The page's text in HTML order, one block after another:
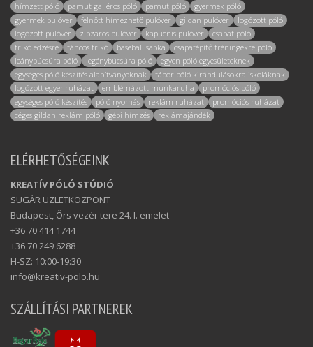
hímzett póló
pamut galléros póló pamut póló
gyermek póló
gyermek pulóver
felnőtt hímezhető pulóver gildan pulóver
logózott póló
logózott pulóver
zipzáros pulóver kapucnis pulóver
csapat póló
trikó edzésre
táncos trikó baseball sapka
csapatépítő tréningekre póló
leánybúcsúra póló
legénybúcsúra póló
egyen póló egyesületeknek
egységes póló készítés alapítványoknak
tábor póló kirándulásokra iskoláknak
logózott egyenruházat
emblémázott munkaruha
promóciós póló
egységes póló készítés
póló nyomás reklám ruházat
promóciós ruházat
céges gildan reklám póló
gépi hímzés reklámajándék
ELÉRHETŐSÉGEINK
KREATÍV PÓLÓ STÚDIÓ
SUGÁR ÜZLETKÖZPONT
Budapest, Örs vezér tere 24. I. emelet
+36 70 414 1744
+36 70 249 6288
H-SZ: 10:00-19:30
info@kreativ-polo.hu
SZÁLLÍTÁSI PARTNEREK